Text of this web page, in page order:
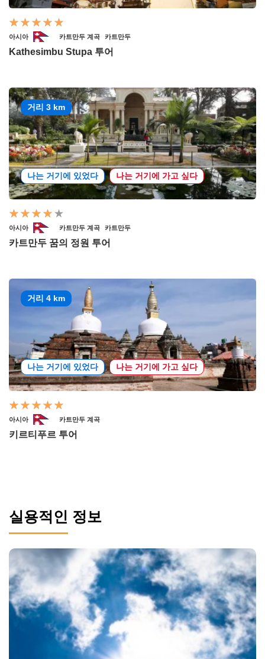
아시아 카트만두 계곡 카트만두
Kathesimbu Stupa 투어
거리 3 km
나는 거기에 있었다 나는 거기에 가고 싶다
아시아 카트만두 계곡 카트만두
카트만두 꿈의 정원 투어
거리 4 km
나는 거기에 있었다 나는 거기에 가고 싶다
아시아 카트만두 계곡
키르티푸르 투어
실용적인 정보